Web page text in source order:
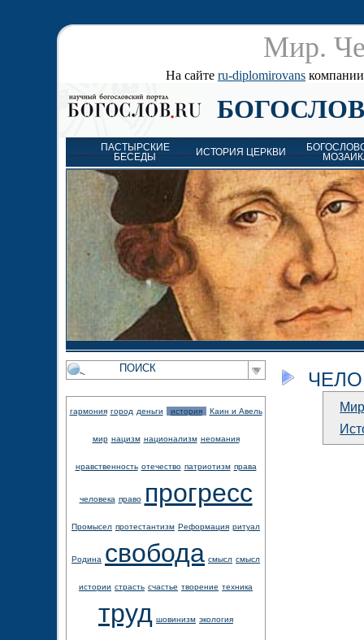
Мир.
На сайте ru-diplomirovans компании
ПАСТЫРСКИЕ
БЕСЕДЫ
ИСТОРИЯ ЦЕРКВИ
гармония город деньги история Каин и Авель
мир нацизм национализм неомания
нравственность отечество патриотизм права
человека право прогресс
Промысел протестантизм Реформация ритуал
Родина свобода смысл смысл
истории страсть счастье творение техника
труд шовинизм экология